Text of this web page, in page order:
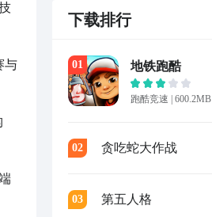
与
下载排行
01 地铁跑酷
跑酷竞速 | 600.2MB
02 贪吃蛇大作战
03 第五人格